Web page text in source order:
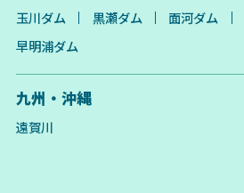
玉川ダム
黒瀬ダム 面河ダム
早明浦ダム
九州・沖縄
遠賀川